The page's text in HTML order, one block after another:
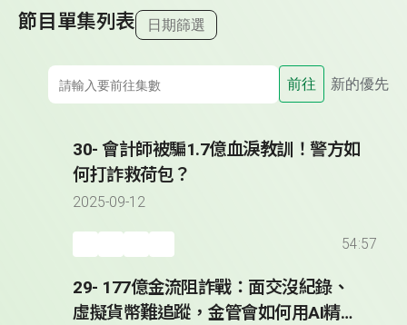
節目單集列表 日期篩選
前往 新的優先
30- 會計師被騙1.7億血淚教訓！警方如
何打詐救荷包？
2025-09-12
54:57
29- 177億金流阻詐戰：面交沒紀錄、
虛擬貨幣難追蹤，金管會如何用AI精準